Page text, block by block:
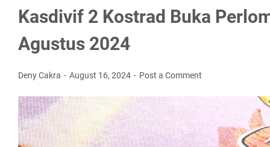
Kasdivif 2 Kostrad Buka
Agustus 2024
Deny Cakra August 16, 2024 Post a Comment